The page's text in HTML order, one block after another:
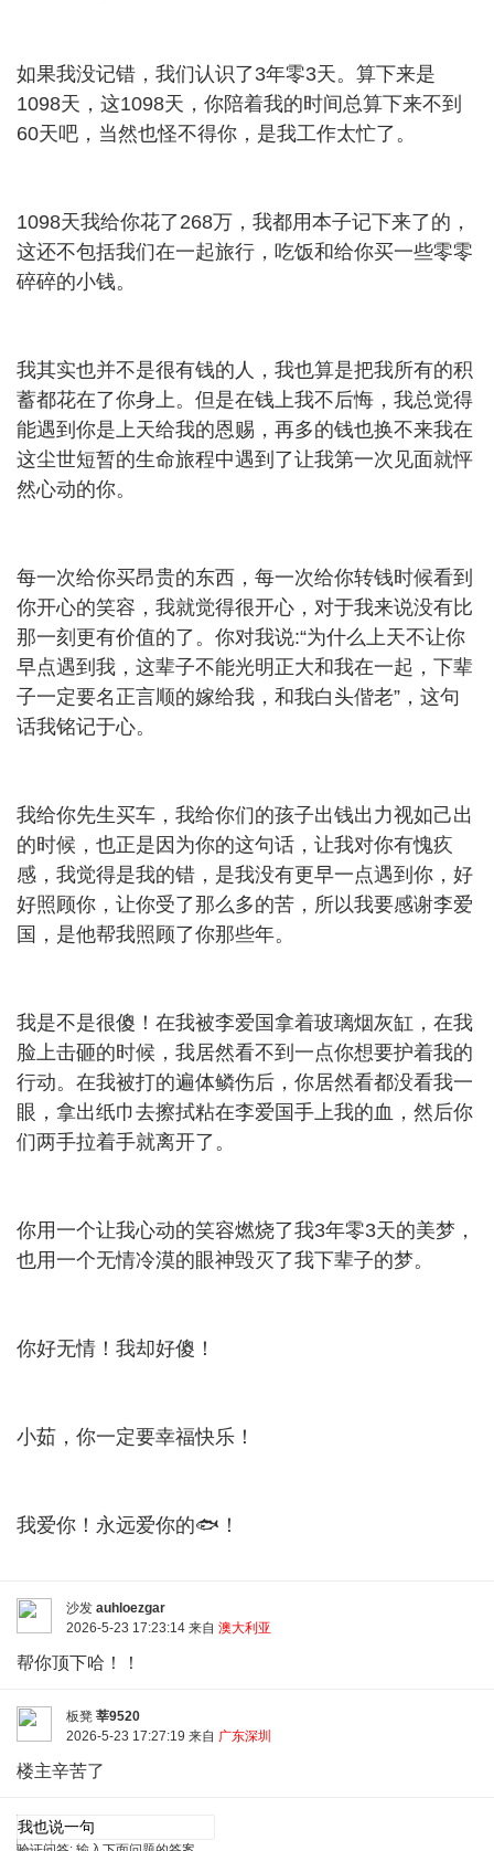
如果我没记错，我们认识了3年零3天。算下来是
1098天，这1098天，你陪着我的时间总算下来不到
60天吧，当然也怪不得你，是我工作太忙了。
1098天我给你花了268万，我都用本子记下来了的，
这还不包括我们在一起旅行，吃饭和给你买一些零零
碎碎的小钱。
我其实也并不是很有钱的人，我也算是把我所有的积
蓄都花在了你身上。但是在钱上我不后悔，我总觉得
能遇到你是上天给我的恩赐，再多的钱也换不来我在
这尘世短暂的生命旅程中遇到了让我第一次见面就怦
然心动的你。
每一次给你买昂贵的东西，每一次给你转钱时候看到
你开心的笑容，我就觉得很开心，对于我来说没有比
那一刻更有价值的了。你对我说:“为什么上天不让你
早点遇到我，这辈子不能光明正大和我在一起，下辈
子一定要名正言顺的嫁给我，和我白头偕老”，这句
话我铭记于心。
我给你先生买车，我给你们的孩子出钱出力视如己出
的时候，也正是因为你的这句话，让我对你有愧疚
感，我觉得是我的错，是我没有更早一点遇到你，好
好照顾你，让你受了那么多的苦，所以我要感谢李爱
国，是他帮我照顾了你那些年。
我是不是很傻！在我被李爱国拿着玻璃烟灰缸，在我
脸上击砸的时候，我居然看不到一点你想要护着我的
行动。在我被打的遍体鳞伤后，你居然看都没看我一
眼，拿出纸巾去擦拭粘在李爱国手上我的血，然后你
们两手拉着手就离开了。
你用一个让我心动的笑容燃烧了我3年零3天的美梦，
也用一个无情冷漠的眼神毁灭了我下辈子的梦。
你好无情！我却好傻！
小茹，你一定要幸福快乐！
我爱你！永远爱你的🐟！
沙发 auhloezgar
2026-5-23 17:23:14 来自 澳大利亚
帮你顶下哈！！
板凳 莘9520
2026-5-23 17:27:19 来自 广东深圳
楼主辛苦了